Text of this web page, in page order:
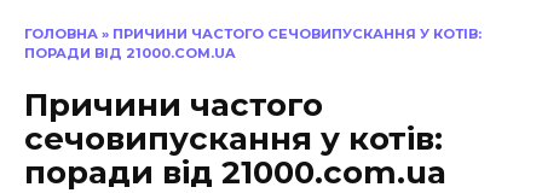
ГОЛОВНА » ПРИЧИНИ ЧАСТОГО СЕЧОВИПУСКАННЯ У КОТІВ:
ПОРАДИ ВІД 21000.COM.UA
Причини частого
сечовипускання у котів:
поради від 21000.com.ua